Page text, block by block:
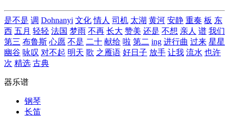
是不是 调 Dohnanyi 文化 情人 司机 太湖 黄河 安静 重奏 板 东
西 五月 轻轻 法国 梦雨 不再 长大 赞美 还是 不想 亲人 谱 我们
第三 布鲁斯 心愿 不是 二十 献给 啦 第二 ing 进行曲 过来 星星
幽谷 咏叹 对不起 明天 歌 之雁语 好日子 放手 让我 流水 也许
次 精选 古典
器乐谱
钢琴
长笛